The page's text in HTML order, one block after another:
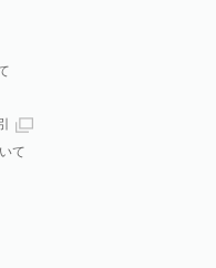
て